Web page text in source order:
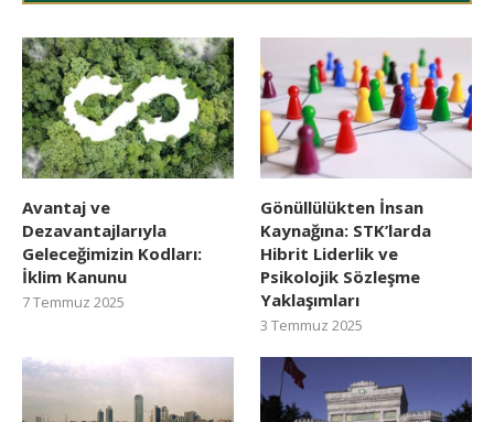
Avantaj ve
Dezavantajlarıyla
Geleceğimizin Kodları:
İklim Kanunu
7 Temmuz 2025
Gönüllülükten İnsan
Kaynağına: STK’larda
Hibrit Liderlik ve
Psikolojik Sözleşme
Yaklaşımları
3 Temmuz 2025